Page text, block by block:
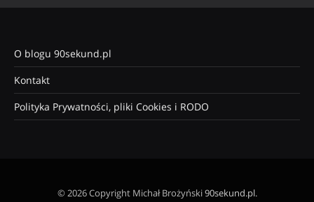
O blogu 90sekund.pl
Kontakt
Polityka Prywatności, pliki Cookies i RODO
© 2026 Copyright Michał Brożyński90sekund.pl.